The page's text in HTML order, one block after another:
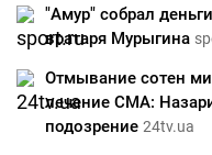
"Амур" собрал
вратаря Мурыгина
Отмывание сотен
лечение СМА:
подозрение 24tv.ua